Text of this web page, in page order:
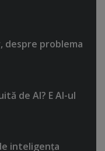
despre problema
de AI? E AI-ul
inteligenţa